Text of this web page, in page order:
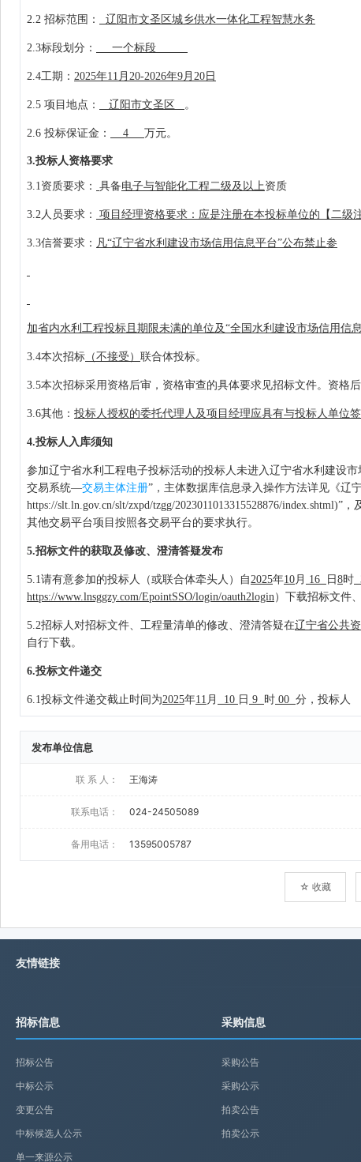
发布单位信息
联 系 人： 王海涛
联系电话： 024-24505089
备用电话： 13595005787
☆ 收藏
友情链接
招标信息
招标公告
中标公示
变更公告
中标候选人公示
单一来源公示
采购信息
采购公告
采购公示
拍卖公告
拍卖公示